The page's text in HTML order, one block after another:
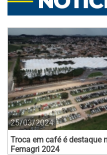
25/03/2024
Troca em café é destaque
Femagri 2024